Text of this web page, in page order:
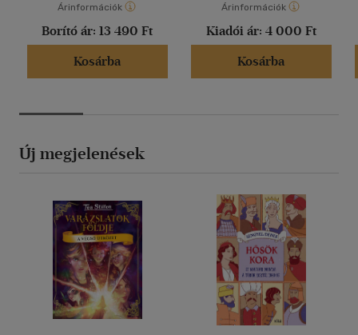
Árinformációk
Borító ár: 13 490 Ft
Kosárba
Árinformációk
Kiadói ár: 4 000 Ft
Kosárba
Új megjelenések